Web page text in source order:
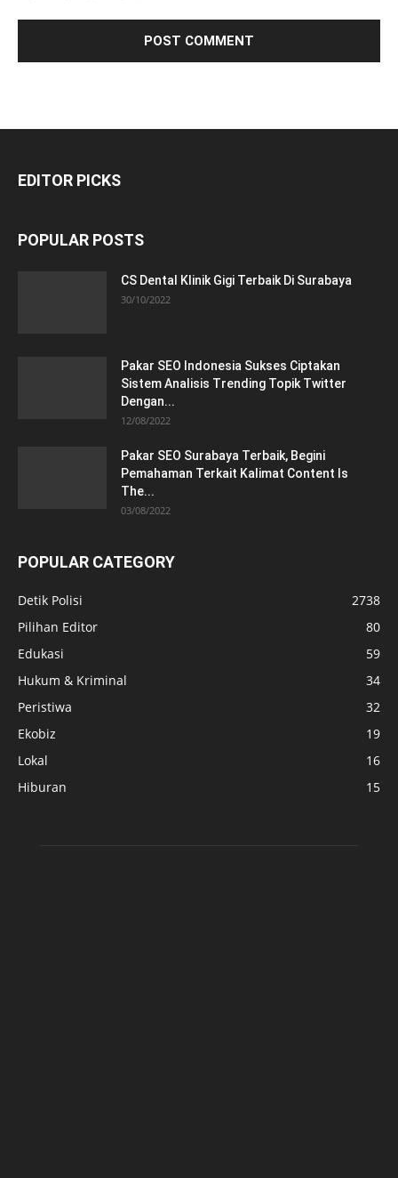
EDITOR PICKS
POPULAR POSTS
CS Dental Klinik Gigi Terbaik Di Surabaya
30/10/2022
Pakar SEO Indonesia Sukses Ciptakan
Sistem Analisis Trending Topik Twitter
Dengan...
12/08/2022
Pakar SEO Surabaya Terbaik, Begini
Pemahaman Terkait Kalimat Content Is
The...
03/08/2022
POPULAR CATEGORY
Detik Polisi
2738
Pilihan Editor
80
Edukasi
59
Hukum & Kriminal
34
Peristiwa
32
Ekobiz
19
Lokal
16
Hiburan
15